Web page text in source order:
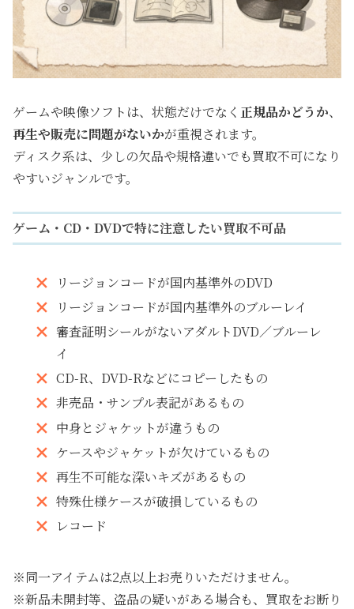
ゲームや映像ソフトは、状態だけでなく 正規品かどうか、
再生や販売に問題がないかが重視されます。
ディスク系は、少しの欠品や規格違いでも買取不可になり
やすいジャンルです。
ゲーム・CD・DVDで特に注意したい買取不可品
リージョンコードが国内基準外のDVD
リージョンコードが国内基準外のブルーレイ
審査証明シールがないアダルトDVD／ブルーレ
イ
CD-R、DVD-Rなどにコピーしたもの
非売品・サンプル表記があるもの
中身とジャケットが違うもの
ケースやジャケットが欠けているもの
再生不可能な深いキズがあるもの
特殊仕様ケースが破損しているもの
レコード
※同一アイテムは2点以上お売りいただけません。
※新品未開封等、盗品の疑いがある場合も、買取をお断り